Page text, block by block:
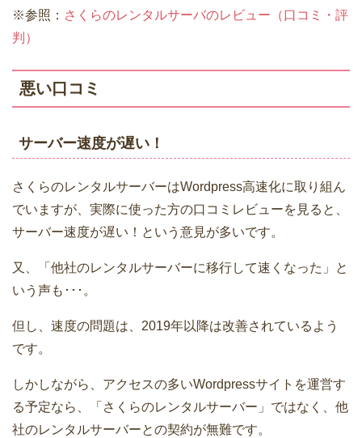
※参照： さくらのレンタルサーバのレビュー（口コミ・評
判）
悪い口コミ
サーバー速度が遅い！
さくらのレンタルサーバーはWordpress高速化に取り組ん
でいますが、実際に使った方の口コミレビューを見ると、
サーバー速度が遅い！という意見が多いです。
又、「他社のレンタルサーバーに移行して速くなった」と
いう声も･･･。
但し、速度の問題は、2019年以降は改善されているよう
です。
しかしながら、アクセスの多いWordpressサイトを運営す
る予定なら、「さくらのレンタルサーバー」ではなく、他
社のレンタルサーバーとの契約が無難です。